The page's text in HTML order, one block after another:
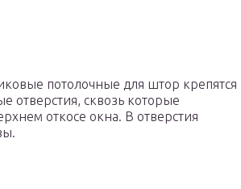
потолочные для штор крепятся
отверстия, сквозь которые
откосе окна. В отверстия